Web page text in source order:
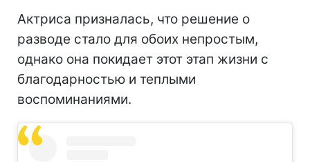
Актриса призналась, что решение о
разводе стало для обоих непростым,
однако она покидает этот этап жизни с
благодарностью и теплыми
воспоминаниями.